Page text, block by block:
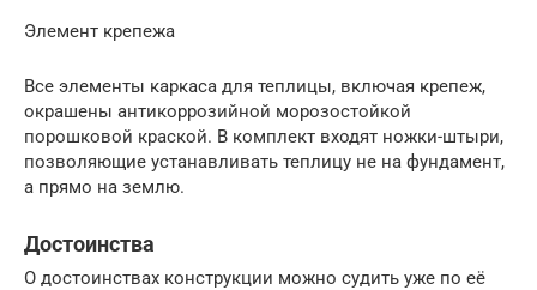
Элемент крепежа
Все элементы каркаса для теплицы, включая крепеж,
окрашены антикоррозийной морозостойкой
порошковой краской. В комплект входят ножки-штыри,
позволяющие устанавливать теплицу не на фундамент,
а прямо на землю.
Достоинства
О достоинствах конструкции можно судить уже по её